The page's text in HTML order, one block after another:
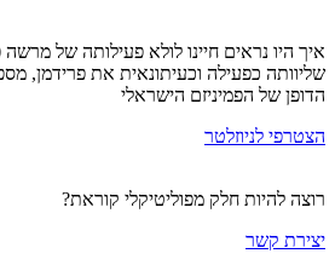
איך היו נראים חיינו לולא פעילותה של מרשה
שליוותה כפעילה וכעיתונאית את פרידמן,
הדופן של הפמיניזם הישראלי
הצטרפי לניוזלטר
רוצה להיות חלק מפוליטיקלי קוראת?
יצירת קשר